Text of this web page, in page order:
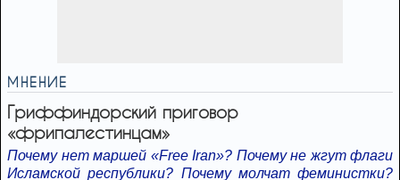
МНЕНИЕ
Гриффиндорский приговор
«фрипалестинцам»
Почему нет маршей «Free Iran»? Почему не жгут флаги
Исламской республики? Почему молчат феминистки?